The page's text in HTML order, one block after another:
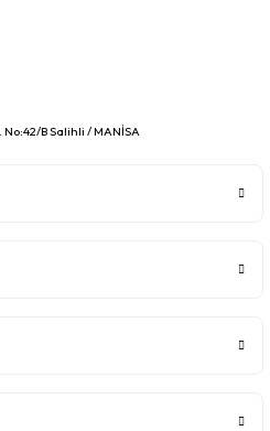
B Salihli / MANİSA